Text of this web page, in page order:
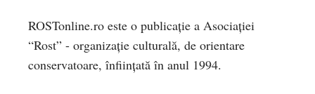
ROSTonline.ro este o publicaţie a Asociaţiei
“Rost” - organizaţie culturală, de orientare
conservatoare, înfiinţată în anul 1994.